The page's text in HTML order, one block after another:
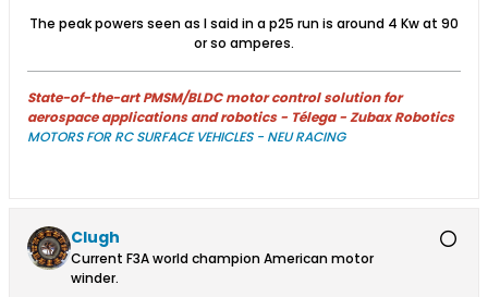
The peak powers seen as I said in a p25 run is around 4 Kw at 90
or so amperes.
State-of-the-art PMSM/BLDC motor control solution for
aerospace applications and robotics - Télega - Zubax Robotics
MOTORS FOR RC SURFACE VEHICLES - NEU RACING
Clugh
Current F3A world champion American motor
winder.